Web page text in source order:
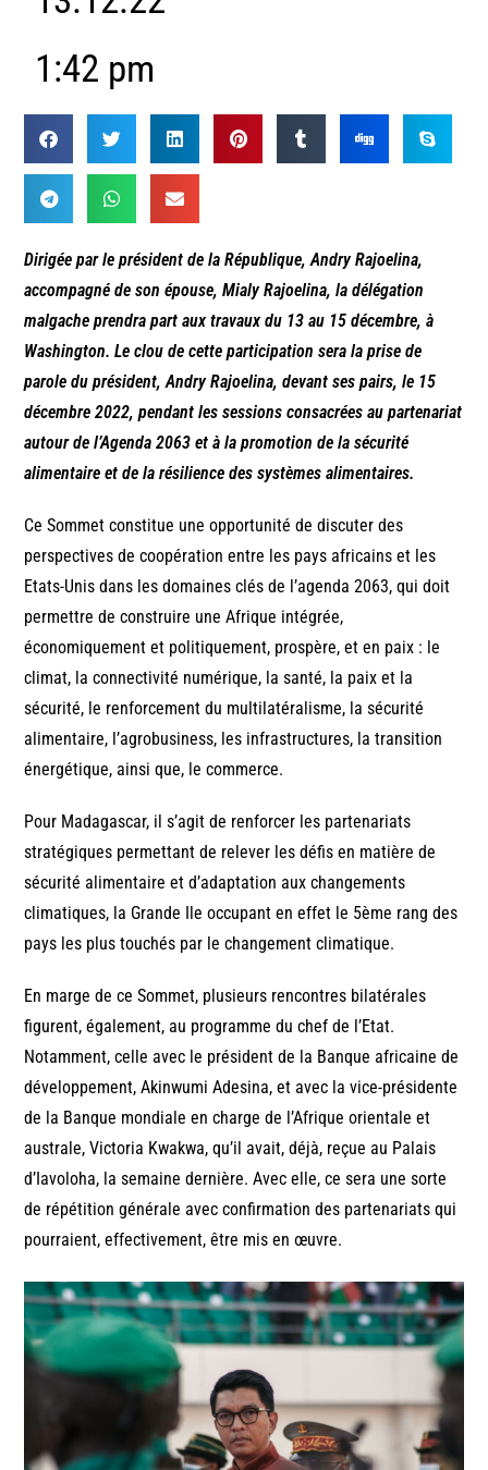
1:42 pm
Dirigée par le président de la République, Andry Rajoelina,
accompagné de son épouse, Mialy Rajoelina, la délégation
malgache prendra part aux travaux du 13 au 15 décembre, à
Washington. Le clou de cette participation sera la prise de
parole du président, Andry Rajoelina, devant ses pairs, le 15
décembre 2022, pendant les sessions consacrées au partenariat
autour de l’Agenda 2063 et à la promotion de la sécurité
alimentaire et de la résilience des systèmes alimentaires.
Ce Sommet constitue une opportunité de discuter des
perspectives de coopération entre les pays africains et les
Etats-Unis dans les domaines clés de l’agenda 2063, qui doit
permettre de construire une Afrique intégrée,
économiquement et politiquement, prospère, et en paix : le
climat, la connectivité numérique, la santé, la paix et la
sécurité, le renforcement du multilatéralisme, la sécurité
alimentaire, l’agrobusiness, les infrastructures, la transition
énergétique, ainsi que, le commerce.
Pour Madagascar, il s’agit de renforcer les partenariats
stratégiques permettant de relever les défis en matière de
sécurité alimentaire et d’adaptation aux changements
climatiques, la Grande Ile occupant en effet le 5ème rang des
pays les plus touchés par le changement climatique.
En marge de ce Sommet, plusieurs rencontres bilatérales
figurent, également, au programme du chef de l’Etat.
Notamment, celle avec le président de la Banque africaine de
développement, Akinwumi Adesina, et avec la vice-présidente
de la Banque mondiale en charge de l’Afrique orientale et
australe, Victoria Kwakwa, qu’il avait, déjà, reçue au Palais
d’Iavoloha, la semaine dernière. Avec elle, ce sera une sorte
de répétition générale avec confirmation des partenariats qui
pourraient, effectivement, être mis en œuvre.